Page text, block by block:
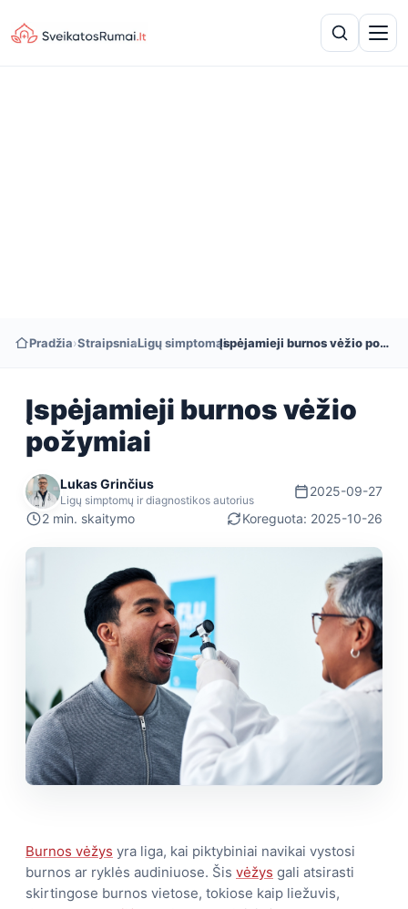
Pradžia›Straipsniai
›Ligų simptomai
› Įspėjamieji burnos vėžio požymiai
Įspėjamieji burnos vėžio
požymiai
Lukas Grinčius
Ligų simptomų ir diagnostikos autorius
2025-09-27
2 min. skaitymo
Koreguota: 2025-10-26
Burnos vėžys yra liga, kai piktybiniai navikai vystosi
burnos ar ryklės audiniuose. Šis vėžys gali atsirasti
skirtingose burnos vietose, tokiose kaip liežuvis,